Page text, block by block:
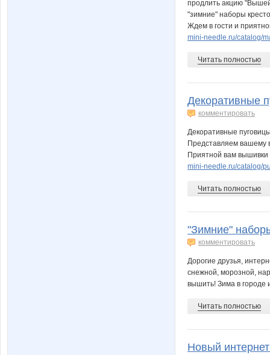
продлить акцию
"зимние" наборы
Ждем в гости и
mini-needle.ru/catalog/
Читать полностью
Декоративные
комментировать
Декоративные
Представляем вашему
Приятной вам
mini-needle.ru/catalog/
Читать полностью
"Зимние"
комментировать
Дорогие друзья,
снежной, морозной,
вышить! Зима в городе
Читать полностью
Новый